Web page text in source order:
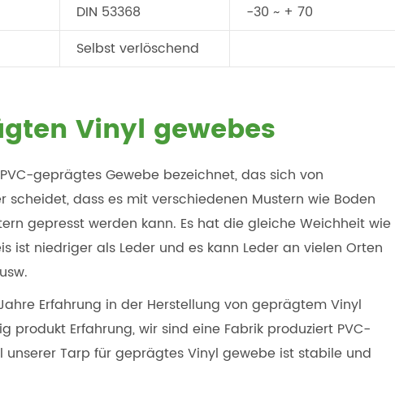
DIN 53368
-30 ~ + 70
Selbst verlöschend
Vinyl gewebes
geprägtes Gewebe bezeichnet, das sich von
dass es mit verschiedenen Mustern wie Boden
gepresst werden kann. Es hat die gleiche Weichheit wie
ist niedriger als Leder und es kann Leder an vielen Orten
Erfahrung in der Herstellung von geprägtem Vinyl
produkt Erfahrung, wir sind eine Fabrik produziert PVC-
Tarp für geprägtes Vinyl gewebe ist stabile und